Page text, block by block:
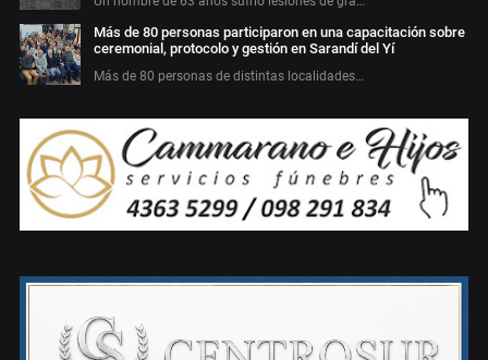
Más de 80 personas participaron en una capacitación sobre
ceremonial, protocolo y gestión en Sarandí del Yí
Más de 80 personas de distintas localidades…